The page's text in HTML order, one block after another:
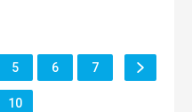
pomocou
5,0/ 5
Stránka
5 Stránka
6 Stránka
7
Stránka
10
Ďalšie
Stránka